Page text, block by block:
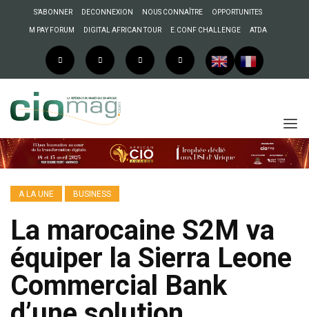
S’ABONNER DECONNEXION NOUS CONNAÎTRE OPPORTUNITES
M PAY FORUM DIGITAL AFRICAN TOUR E.CONF CHALLENGE ATDA
A LA UNE BUSINESS
La marocaine S2M va
équiper la Sierra Leone
Commercial Bank